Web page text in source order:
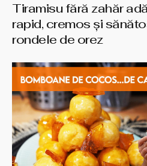
Tiramisu fără zahăr
rapid, cremos și
rondele de orez